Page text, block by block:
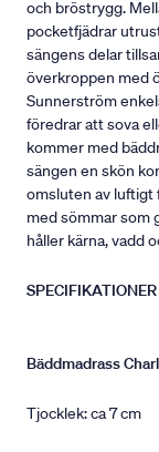
och bröstrygg.
pocketfjädrar
sängens delar
överkroppen med
Sunnerström
föredrar att sova
kommer med
sängen en skön
omsluten av luftigt
med sömmar som
håller kärna, vadd
SPECIFIKATIONER
Bäddmadrass
Tjocklek: ca 7 cm